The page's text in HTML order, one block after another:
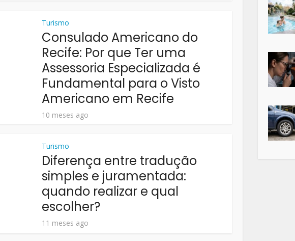
Turismo
Consulado Americano do
Recife: Por que Ter uma
Assessoria Especializada é
Fundamental para o Visto
Americano em Recife
10 meses ago
Turismo
Diferença entre tradução
simples e juramentada:
quando realizar e qual
escolher?
11 meses ago